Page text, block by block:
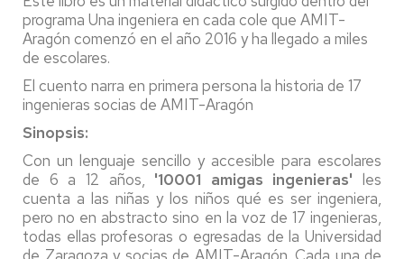
programa Una ingeniera en cada cole que AMIT-
Aragón comenzó en el año 2016 y ha llegado a miles
de escolares.
El cuento narra en primera persona la historia de 17
ingenieras socias de AMIT-Aragón
Sinopsis:
Con un lenguaje sencillo y accesible para escolares
de 6 a 12 años, '10001 amigas ingenieras' les
cuenta a las niñas y los niños qué es ser ingeniera,
pero no en abstracto sino en la voz de 17 ingenieras,
todas ellas profesoras o egresadas de la Universidad